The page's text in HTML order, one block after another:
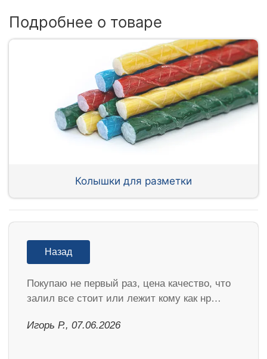
Подробнее о товаре
Колышки для разметки
Назад
Покупаю не первый раз, цена качество, что
залил все стоит или лежит кому как нр…
Игорь Р., 07.06.2026